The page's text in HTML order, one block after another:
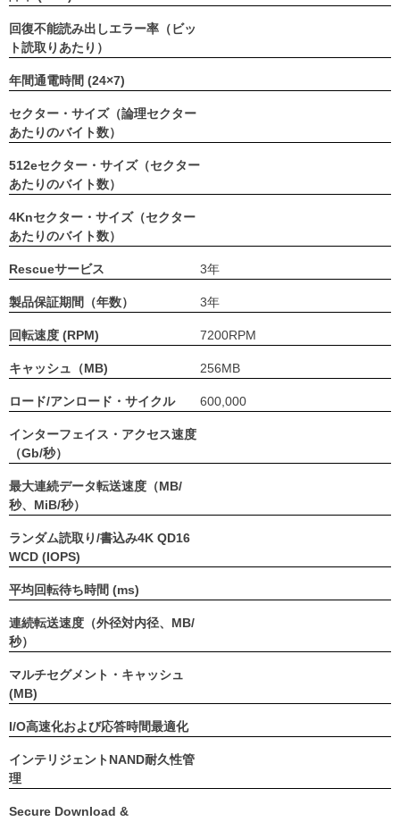
回復不能読み出しエラー率（ビッ
ト読取りあたり）
年間通電時間 (24×7)
セクター・サイズ（論理セクター
あたりのバイト数）
512eセクター・サイズ（セクター
あたりのバイト数）
4Knセクター・サイズ（セクター
あたりのバイト数）
Rescueサービス 3年
製品保証期間（年数） 3年
回転速度 (RPM) 7200RPM
キャッシュ（MB) 256MB
ロード/アンロード・サイクル 600,000
インターフェイス・アクセス速度
（Gb/秒）
最大連続データ転送速度（MB/
秒、MiB/秒）
ランダム読取り/書込み4K QD16
WCD (IOPS)
平均回転待ち時間 (ms)
連続転送速度（外径対内径、MB/
秒）
マルチセグメント・キャッシュ
(MB)
I/O高速化および応答時間最適化
インテリジェントNAND耐久性管
理
Secure Download &